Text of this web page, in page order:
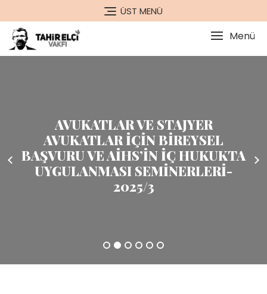
to
content
ÜST MENÜ
Menü
AVUKATLAR VE STAJYER
AVUKATLAR İÇİN BİREYSEL
BAŞVURU VE AİHS’İN İÇ HUKUKTA
UYGULANMASI SEMİNERLERİ-
2025/3
1 2 3 4 5 6